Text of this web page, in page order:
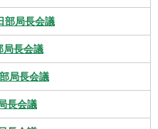
部局長会議
局長会議
局長会議
長会議